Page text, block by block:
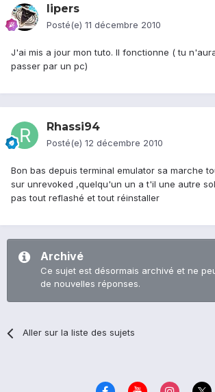
lipers
Posté(e) 11 décembre 2010
J'ai mis a jour mon tuto. Il fonctionne ( tu
passer par un pc)
Rhassi94
Posté(e) 12 décembre 2010
Bon bas depuis terminal emulator sa marche
sur unrevoked ,quelqu'un un a t'il une autre
pas tout reflashé et tout réinstaller
Archivé
Ce sujet est désormais archivé et ne
de nouvelles réponses.
Aller sur la liste des sujets